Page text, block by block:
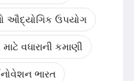
ઔદ્યોગિક ઉપયોગ
વધારાની કમાણી
ભારત